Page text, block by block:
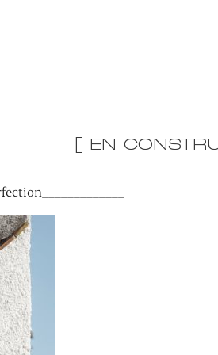
[ EN